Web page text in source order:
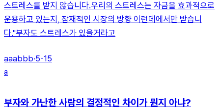
스트레스를 받지 않습니다.우리의 스트레스는 자금을 효과적으로
운용하고 있는지, 잠재적인 시장의 방향 이런데에서만 받습니
다."부자도 스트레스가 있을거라고
aaabbb·5-15
a
부자와 가난한 사람의 결정적인 차이가 뭔지 아냐?